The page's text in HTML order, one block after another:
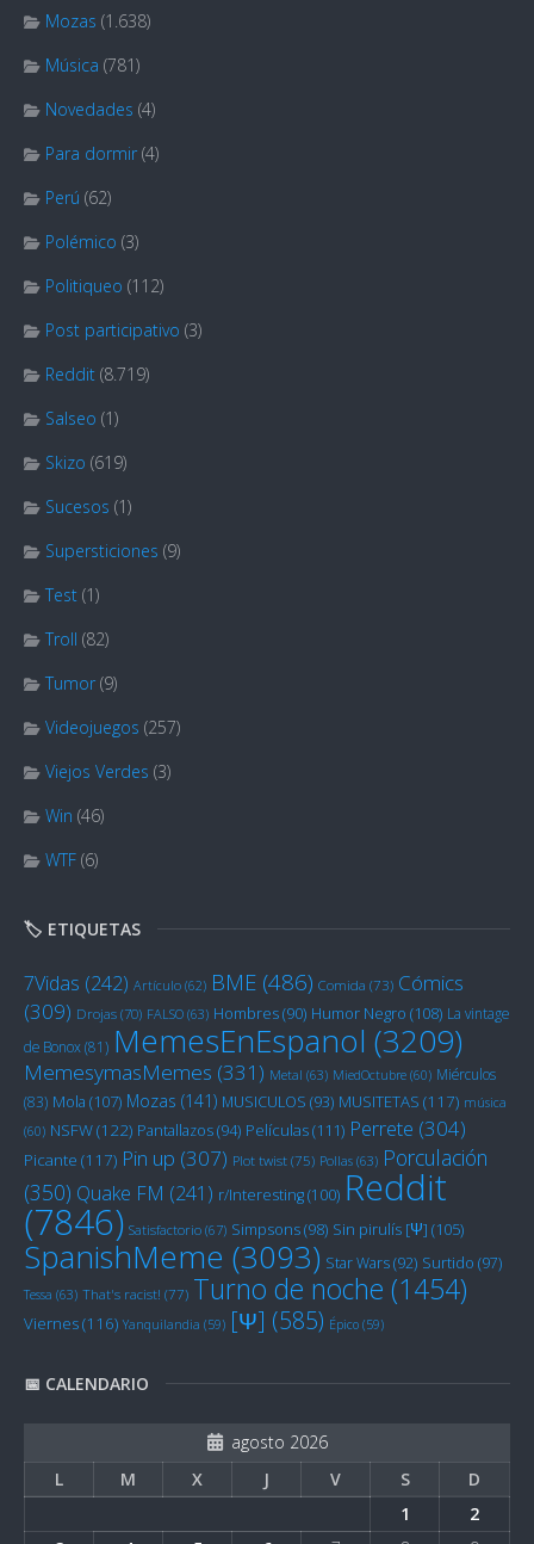
Mozas (1.638)
Música (781)
Novedades (4)
Para dormir (4)
Perú (62)
Polémico (3)
Politiqueo (112)
Post participativo (3)
Reddit (8.719)
Salseo (1)
Skizo (619)
Sucesos (1)
Supersticiones (9)
Test (1)
Troll (82)
Tumor (9)
Videojuegos (257)
Viejos Verdes (3)
Win (46)
WTF (6)
🏷️ ETIQUETAS
7Vidas (242) Artículo (62) BME (486) Comida (73) Cómics
(309) Drojas (70) FALSO (63) Hombres(90) Humor Negro (108) La vintage
de Bonox(81) MemesEnEspanol (3209)
MemesymasMemes (331) Metal (63) MiedOctubre (60) Miérculos
(83) Mola (107) Mozas (141) MUSICULOS (93) MUSITETAS (117) música
(60) NSFW(122) Pantallazos(94) Películas(111) Perrete (304)
Picante (117) Pin up (307) Plot twist (75) Pollas (63) Porculación
(350) Quake FM (241) r/Interesting(100) Reddit
(7846) Satisfactorio (67) Simpsons(98) Sin pirulís [Ψ] (105)
SpanishMeme (3093) Star Wars(92) Surtido (97)
Tessa (63) That's racist! (77) Turno de noche (1454)
Viernes(116) Yanquilandia (59) [Ψ] (585) Épico (59)
📅 CALENDARIO
agosto 2026
L
M X J V S
D
1
2